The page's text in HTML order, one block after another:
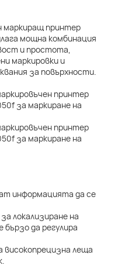
маркиращ принтер
мощна комбинация
и простота,
маркировки и
за повърхности.
информацията да се
локализиране на
да регулира
леща